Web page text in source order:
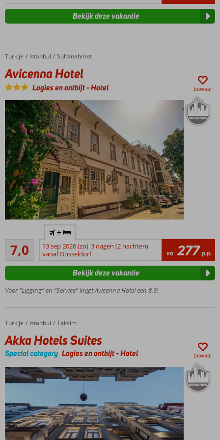
Bekijk deze vakantie
Home
Turkije Istanbul Sultanahmet
Avicenna Hotel
Avicenna Hotel
Logies en ontbijt-Hotel bewaar
Zeer centraal
Sultanahmet
Aya
Sofia,Sultanahmet
Bazaar vlakbij
Elegance
met
balkon
mogelijk
À-la-
carterestaurant
met heerlijke
7,0
Voldoende/goed
3
beoordelingen
+
13 sep 2026 (zo) 3 dagen (2 nachten)
vanaf Düsseldorf
va 277 p.p.
Voor “Ligging” en “Service” krijgt Avicenna Hotel een 8,3!
Bekijk deze vakantie
Home
Turkije Istanbul Taksim
Akka Hotels Suites
Akka Hotels Suites
Special category Logies en ontbijt-Hotel bewaar